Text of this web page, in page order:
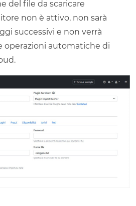
del file da scaricare
non è attivo, non sarà
successivi e non verrà
operazioni automatiche di